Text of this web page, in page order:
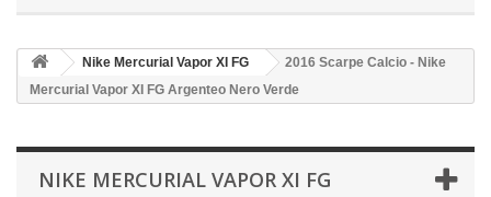
Nike Mercurial Vapor XI FG
2016 Scarpe Calcio - Nike
Mercurial Vapor XI FG Argenteo Nero Verde
NIKE MERCURIAL VAPOR XI FG